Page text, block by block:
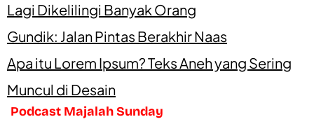
Lagi Dikelilingi Banyak Orang
Gundik: Jalan Pintas Berakhir Naas
Apa itu Lorem Ipsum? Teks Aneh yang Sering
Muncul di Desain
Podcast Majalah Sunday